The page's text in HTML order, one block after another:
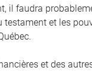
il faudra
et les
et des